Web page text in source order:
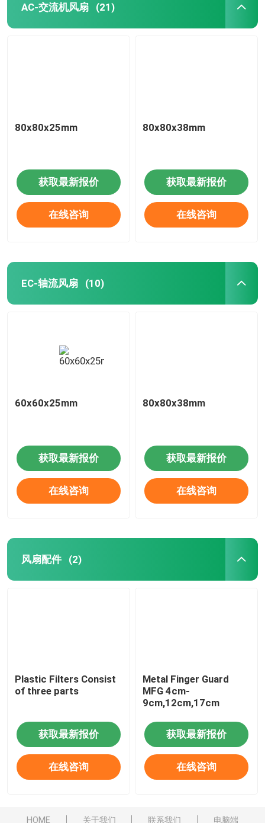
AC-交流机风扇 (21)
80x80x25mm
获取最新报价
在线咨询
80x80x38mm
获取最新报价
在线咨询
EC-轴流风扇 (10)
60x60x25mm
获取最新报价
在线咨询
80x80x38mm
获取最新报价
在线咨询
风扇配件 (2)
Plastic Filters Consist
of three parts
获取最新报价
在线咨询
Metal Finger Guard
MFG 4cm-
9cm,12cm,17cm
获取最新报价
在线咨询
HOME 关于我们 联系我们 电脑端